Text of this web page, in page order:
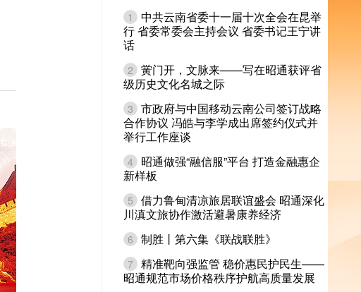
1
中共云南省委十一届十次全会在昆举
行 省委常委会主持会议 省委书记王宁讲
话
2 黉门开，文脉来——写在昭通获评省
级历史文化名城之际
3 市政府与中国移动云南公司签订战略
合作协议 冯皓与李学成出席签约仪式并
举行工作座谈
4
昭通做强“融信服”平台 打造金融惠企
新样板
5 借力鲁甸清凉旅居联谊盛会 昭通深化
川滇文旅协作激活避暑康养经济
6 制胜丨第六集《联战联胜》
7 精准靶向强监管 稳价惠民护民生——
昭通规范市场价格秩序护航高质量发展